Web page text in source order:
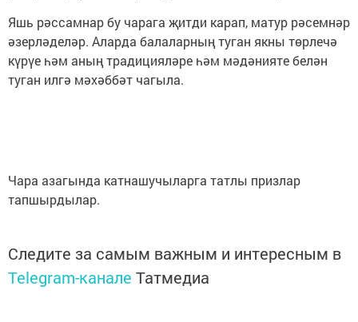
Яшь рәссамнар бу чарага җитди карап, матур рәсемнәр
әзерләделәр. Аларда балаларның туган якны төрлечә
күрүе һәм аның традицияләре һәм мәдәнияте белән
туган илгә мәхәббәт чагыла.
Чара азагында катнашучыларга татлы призлар
тапшырдылар.
Следите за самым важным и интересным в
Telegram-канале Татмедиа